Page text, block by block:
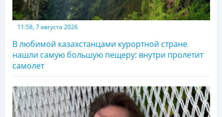
11:58, 7 августа 2026
В любимой казахстанцами курортной стране
нашли самую большую пещеру: внутри пролетит
самолет